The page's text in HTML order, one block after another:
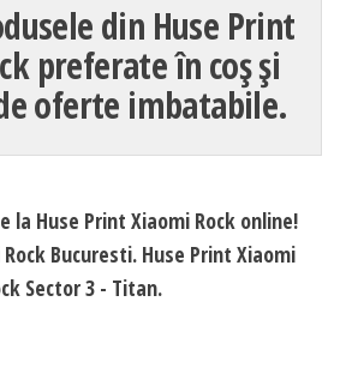
din Huse Print
preferate în coș și
oferte imbatabile.
la Huse Print Xiaomi Rock online!
Bucuresti. Huse Print Xiaomi
Sector 3 - Titan.